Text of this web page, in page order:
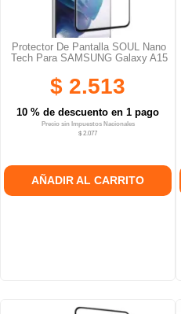
Protector De Pantalla SOUL Nano
Tech Para SAMSUNG Galaxy A15
$ 2.513
10 % de descuento en 1 pago
Precio sin Impuestos Nacionales
$ 2.077
AÑADIR AL CARRITO